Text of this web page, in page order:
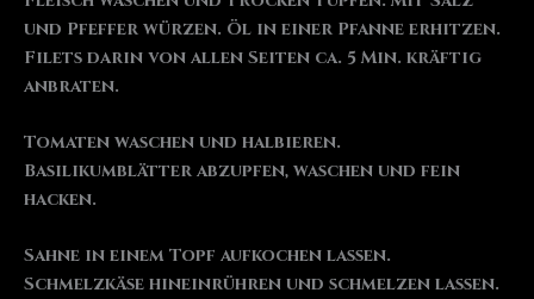
und Pfeffer würzen. Öl in einer Pfanne erhitzen.
Filets darin von allen Seiten ca. 5 Min. kräftig
anbraten.
Tomaten waschen und halbieren.
Basilikumblätter abzupfen, waschen und fein
hacken.
Sahne in einem Topf aufkochen lassen.
Schmelzkäse hineinrühren und schmelzen lassen.